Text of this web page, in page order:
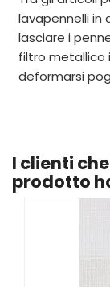
lavapennelli in
lasciare i
filtro metallico
deformarsi
I clienti
prodotto